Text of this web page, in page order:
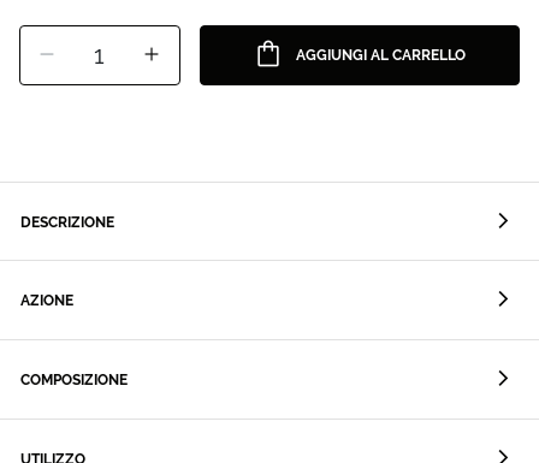
1 AGGIUNGI AL CARRELLO
DESCRIZIONE
AZIONE
COMPOSIZIONE
UTILIZZO